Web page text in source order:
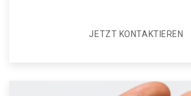
JETZT KONTAKTIEREN